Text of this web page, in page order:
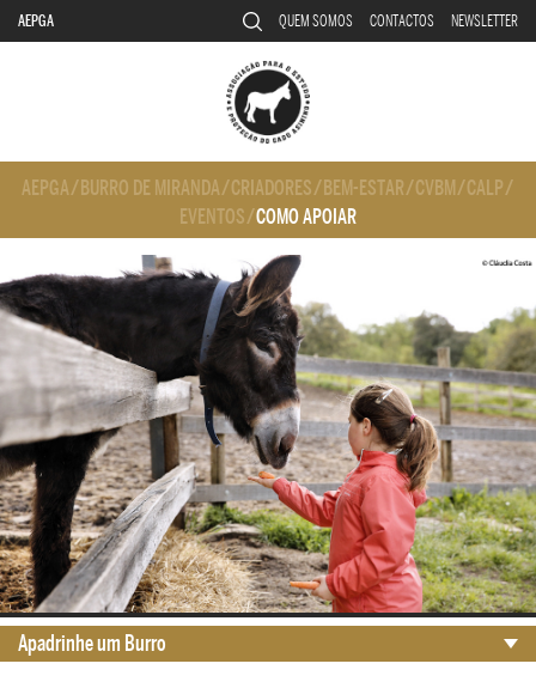
AEPGA QUEM SOMOS CONTACTOS NEWSLETTER
AEPGA/ BURRO DE MIRANDA/CRIADORES/ BEM-ESTAR/CVBM/CALP/
EVENTOS/COMO APOIAR
Apadrinhe um Burro